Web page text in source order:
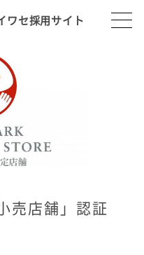
ワセ採用サイト
売店舗」認証